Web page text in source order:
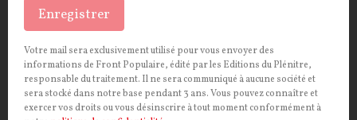
Enregistrer
Votre mail sera exclusivement utilisé pour vous envoyer des
informations de Front Populaire, édité par les Editions du Plénitre,
responsable du traitement. Il ne sera communiqué à aucune société et
sera stocké dans notre base pendant 3 ans. Vous pouvez connaître et
exercer vos droits ou vous désinscrire à tout moment conformément à